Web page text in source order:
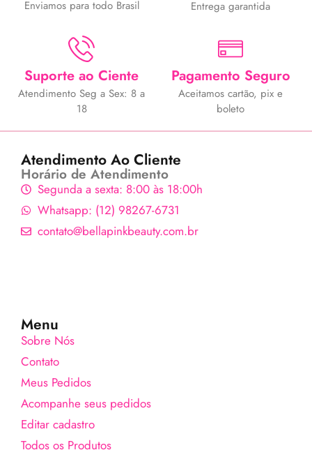
Enviamos para todo Brasil Entrega garantida
Suporte ao Ciente
Atendimento Seg a Sex: 8 a
18
Pagamento Seguro
Aceitamos cartão, pix e
boleto
Atendimento Ao Cliente
Horário de Atendimento
Segunda a sexta: 8:00 às 18:00h
Whatsapp: (12) 98267-6731
contato@bellapinkbeauty.com.br
Menu
Sobre Nós
Contato
Meus Pedidos
Acompanhe seus pedidos
Editar cadastro
Todos os Produtos